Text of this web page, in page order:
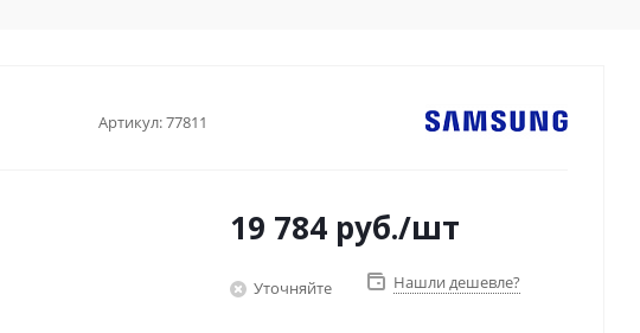
Артикул:77811
19 784 руб./шт
Уточняйте Нашли дешевле?